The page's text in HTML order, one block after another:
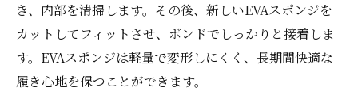
き、内部を清掃します。その後、新しいEVAスポンジを
カットしてフィットさせ、ボンドでしっかりと接着しま
す。EVAスポンジは軽量で変形しにくく、長期間快適な
履き心地を保つことができます。